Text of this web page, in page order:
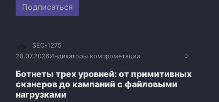
Подписаться
0
SEC-1275
28.07.2026Индикаторы компрометации
Ботнеты трех уровней: от примитивных
сканеров до кампаний с файловыми
нагрузками